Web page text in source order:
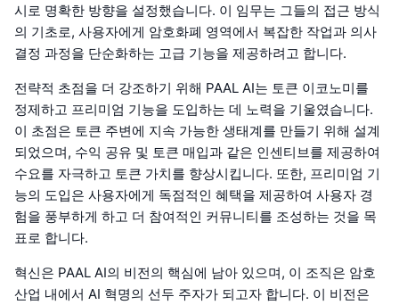
시로 명확한 방향을 설정했습니다. 이 임무는 그들의 접근 방식
의 기초로, 사용자에게 암호화폐 영역에서 복잡한 작업과 의사
결정 과정을 단순화하는 고급 기능을 제공하려고 합니다.
전략적 초점을 더 강조하기 위해 PAAL AI는 토큰 이코노미를
정제하고 프리미엄 기능을 도입하는 데 노력을 기울였습니다.
이 초점은 토큰 주변에 지속 가능한 생태계를 만들기 위해 설계
되었으며, 수익 공유 및 토큰 매입과 같은 인센티브를 제공하여
수요를 자극하고 토큰 가치를 향상시킵니다. 또한, 프리미엄 기
능의 도입은 사용자에게 독점적인 혜택을 제공하여 사용자 경
험을 풍부하게 하고 더 참여적인 커뮤니티를 조성하는 것을 목
표로 합니다.
혁신은 PAAL AI의 비전의 핵심에 남아 있으며, 이 조직은 암호
산업 내에서 AI 혁명의 선두 주자가 되고자 합니다. 이 비전은